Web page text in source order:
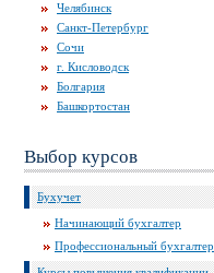
Челябинск
Санкт-Петербург
Сочи
г. Кисловодск
Болгария
Башкортостан
Выбор курсов
Бухучет
Начинающий бухгалтер
Профессиональный бухгалтер